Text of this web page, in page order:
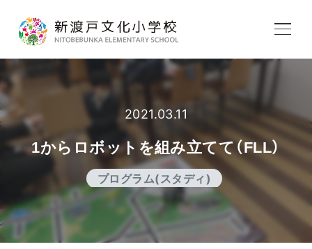
教育内容
学校生活
入学案内
2021.03.11
1からロボットを組み立てて（FLL）
プログラム(スタディ)